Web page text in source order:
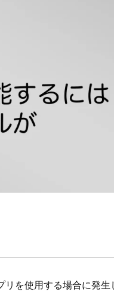
を使用する場合に発生